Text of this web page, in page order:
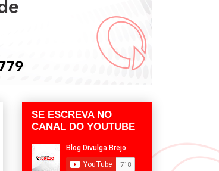
SE ESCREVA NO
CANAL DO YOUTUBE